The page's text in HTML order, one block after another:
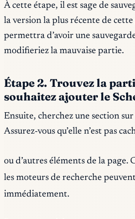
À cette étape, il est sage de
la version la plus récente de cette
permettra d’avoir une
modifieriez la mauvaise partie.
Étape 2. Trouvez la
souhaitez ajouter le
Ensuite, cherchez une section
Assurez-vous qu’elle n’est pas
ou d’autres éléments de la page.
les moteurs de recherche
immédiatement.